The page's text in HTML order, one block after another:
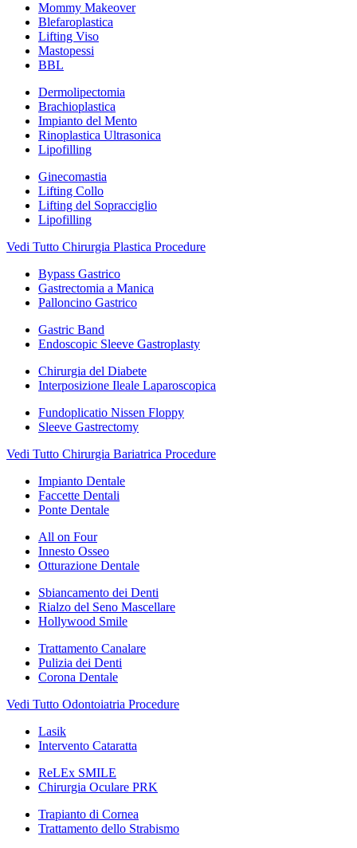
Mommy Makeover
Blefaroplastica
Lifting Viso
Mastopessi
BBL
Dermolipectomia
Brachioplastica
Impianto del Mento
Rinoplastica Ultrasonica
Lipofilling
Ginecomastia
Lifting Collo
Lifting del Sopracciglio
Lipofilling
Vedi Tutto Chirurgia Plastica Procedure
Bypass Gastrico
Gastrectomia a Manica
Palloncino Gastrico
Gastric Band
Endoscopic Sleeve Gastroplasty
Chirurgia del Diabete
Interposizione Ileale Laparoscopica
Fundoplicatio Nissen Floppy
Sleeve Gastrectomy
Vedi Tutto Chirurgia Bariatrica Procedure
Impianto Dentale
Faccette Dentali
Ponte Dentale
All on Four
Innesto Osseo
Otturazione Dentale
Sbiancamento dei Denti
Rialzo del Seno Mascellare
Hollywood Smile
Trattamento Canalare
Pulizia dei Denti
Corona Dentale
Vedi Tutto Odontoiatria Procedure
Lasik
Intervento Cataratta
ReLEx SMILE
Chirurgia Oculare PRK
Trapianto di Cornea
Trattamento dello Strabismo